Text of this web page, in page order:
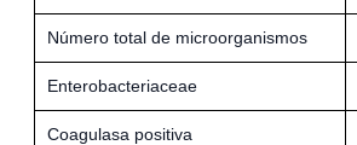
Número total de microorganismos
Enterobacteriaceae
Coagulasa positiva